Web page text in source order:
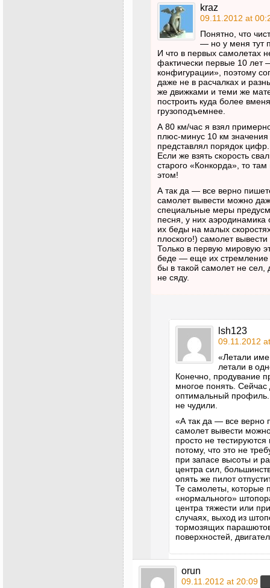
kraz
09.11.2012 at
Понятно, что
— но у меня тут
И что в первых самолетах
фактически первые 10 лет
конфигурации», поэтому
даже не в расчалках и
же движками и теми же
построить куда более
грузоподъемнее.
А 80 км/час я взял
плюс-минус 10 км
представлял порядок цифр.
Если же взять скорость
старого «Конкорда», то
этом!
А так да — все верно
самолет вывести можно
специальные меры
песня, у них аэродинамика
их беды на малых
плоского!) самолет
Только в первую мировую
беде — еще их стремление
бы в такой самолет не сел,
не сяду.
lsh123
09.11.2012
«Летали
летали в
Конечно, продувание
многое понять. Сейчас
оптимальный профиль.
не чудили.
«А так да — все верно
самолет вывести
просто не
потому, что это не
при запасе высоты и
центра сил,
опять же пилот
Те самолеты, которые
«нормального»
центра тяжести или
случаях, выход из
тормозящих
поверхностей,
orun
09.11.2012 at 20:09